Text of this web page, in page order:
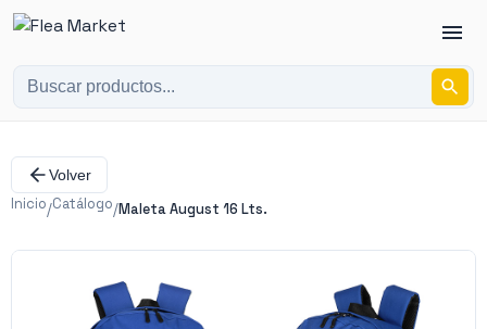
Volver
Inicio/Catálogo/Maleta August 16 Lts.